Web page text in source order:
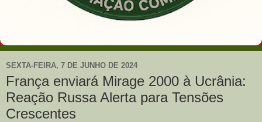
SEXTA-FEIRA, 7 DE JUNHO DE 2024
França enviará Mirage 2000 à Ucrânia:
Reação Russa Alerta para Tensões
Crescentes